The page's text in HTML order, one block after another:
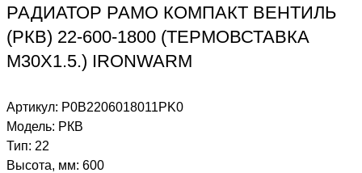
РАДИАТОР РАМО КОМПАКТ ВЕНТИЛЬ
(РКВ) 22-600-1800 (ТЕРМОВСТАВКА
М30Х1.5.) IRONWARM
Артикул: Р0В2206018011PK0
Модель: РКВ
Тип: 22
Высота, мм: 600